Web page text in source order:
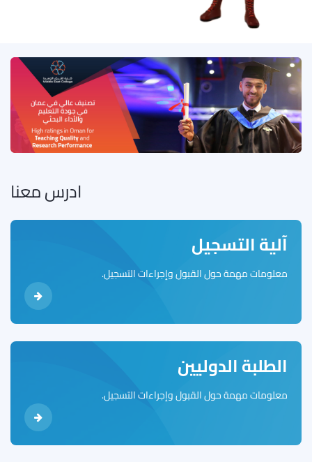
ادرس معنا
آلية التسجيل
معلومات مهمة حول القبول وإجراءات التسجيل.
الطلبة الدوليين
معلومات مهمة حول القبول وإجراءات التسجيل.